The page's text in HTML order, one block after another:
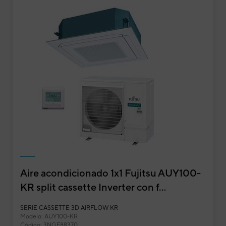
Cassette
Aire acondicionado 1x1 Fujitsu AUY100-
KR split cassette Inverter con f...
SERIE CASSETTE 3D AIRFLOW KR
Modelo: AUY100-KR